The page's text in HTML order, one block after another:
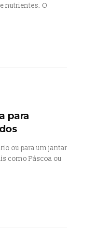
nutrientes. O
para
ou para um jantar
como Páscoa ou